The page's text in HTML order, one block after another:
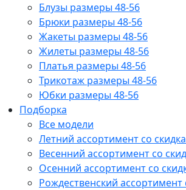
Блузы размеры 48-56
Брюки размеры 48-56
Жакеты размеры 48-56
Жилеты размеры 48-56
Платья размеры 48-56
Трикотаж размеры 48-56
Юбки размеры 48-56
Подборка
Все модели
Летний ассортимент со
Весенний ассортимент со
Осенний ассортимент со
Рождественский ассортимент